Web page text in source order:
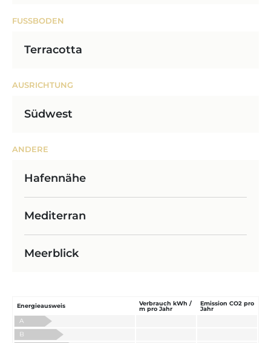
FUSSBODEN
Terracotta
AUSRICHTUNG
Südwest
ANDERE
Hafennähe
Mediterran
Meerblick
Energieausweis
Verbrauch kWh /
m pro Jahr
Emission CO2 pro
Jahr
A
B